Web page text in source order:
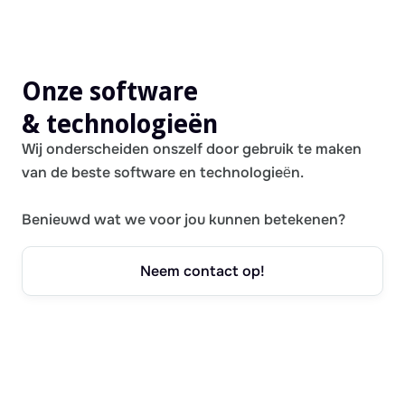
Onze software
& technologieën
Wij onderscheiden onszelf door gebruik te maken
van de beste software en technologieën.
Benieuwd wat we voor jou kunnen betekenen?
Neem contact op!